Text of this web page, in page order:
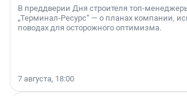
В преддверии Дня строителя топ-
„Терминал-Ресурс“ — о планах компании,
поводах для осторожного оптимизма.
7 августа, 18:00